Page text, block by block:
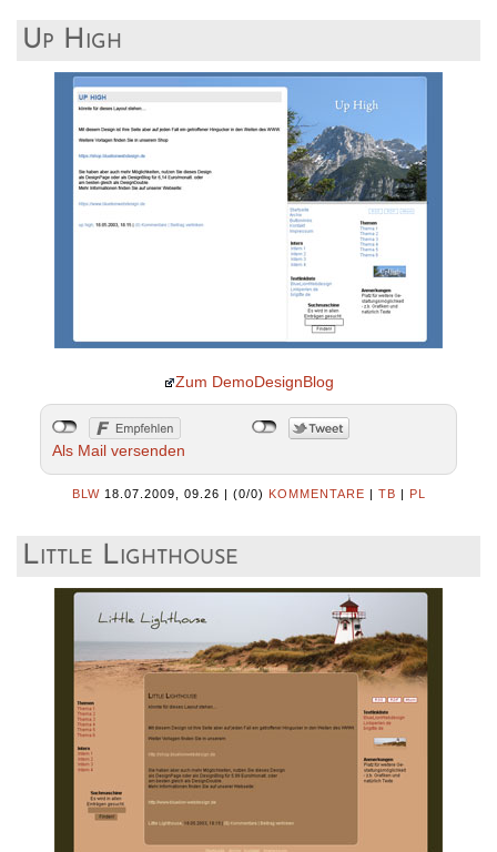
Up High
Zum DemoDesignBlog
Als Mail versenden
BLW 18.07.2009, 09.26 | (0/0) KOMMENTARE | TB | PL
Little Lighthouse